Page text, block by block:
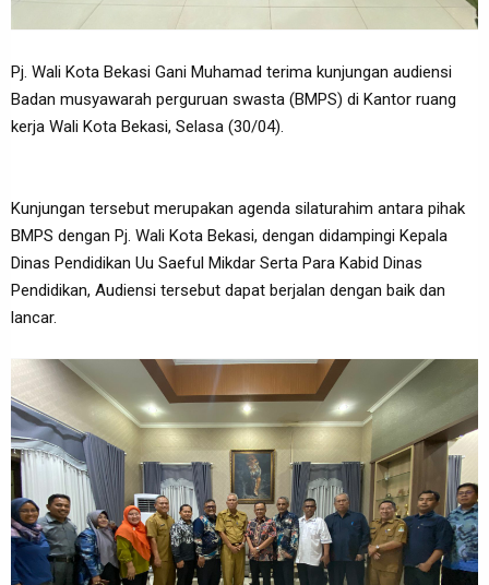
Pj. Wali Kota Bekasi Gani Muhamad terima kunjungan audiensi
Badan musyawarah perguruan swasta (BMPS) di Kantor ruang
kerja Wali Kota Bekasi, Selasa (30/04).
Kunjungan tersebut merupakan agenda silaturahim antara pihak
BMPS dengan Pj. Wali Kota Bekasi, dengan didampingi Kepala
Dinas Pendidikan Uu Saeful Mikdar Serta Para Kabid Dinas
Pendidikan, Audiensi tersebut dapat berjalan dengan baik dan
lancar.